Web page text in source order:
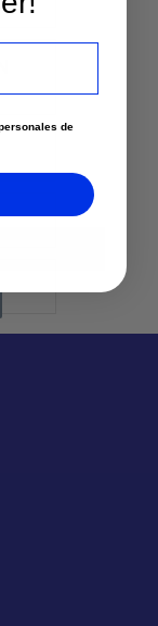
de